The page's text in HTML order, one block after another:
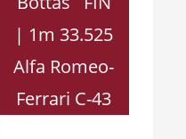
| 1m 33.525
Alfa Romeo-
Ferrari C-43